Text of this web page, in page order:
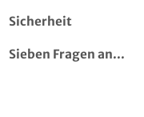
Sicherheit
Sieben Fragen an...